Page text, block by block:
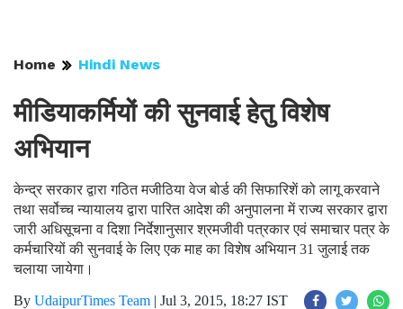
Home Hindi News
मीडियाकर्मियों की सुनवाई हेतु विशेष
अभियान
केन्द्र सरकार द्वारा गठित मजीठिया वेज बोर्ड की सिफारिशें को लागू करवाने
तथा सर्वोच्च न्यायालय द्वारा पारित आदेश की अनुपालना में राज्य सरकार द्वारा
जारी अधिसूचना व दिशा निर्देशानुसार श्रमजीवी पत्रकार एवं समाचार पत्र के
कर्मचारियों की सुनवाई के लिए एक माह का विशेष अभियान 31 जुलाई तक
चलाया जायेगा।
By UdaipurTimes Team | Jul 3, 2015, 18:27 IST